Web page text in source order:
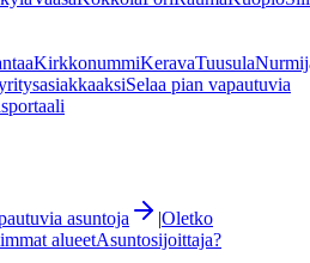
KirkkonummiKeravaTuusula
Selaa pian vapautuvia
asuntoja |Oletko
alueetAsuntosijoittaja?